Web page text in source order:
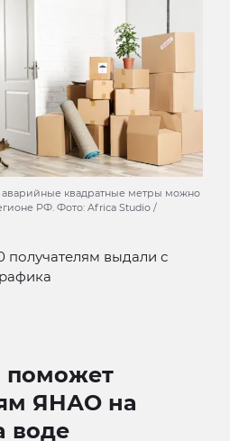
аварийные квадратные метры можно
РФ. Фото: Africa Studio /
получателям выдали с
поможет
ЯНАО на
воде